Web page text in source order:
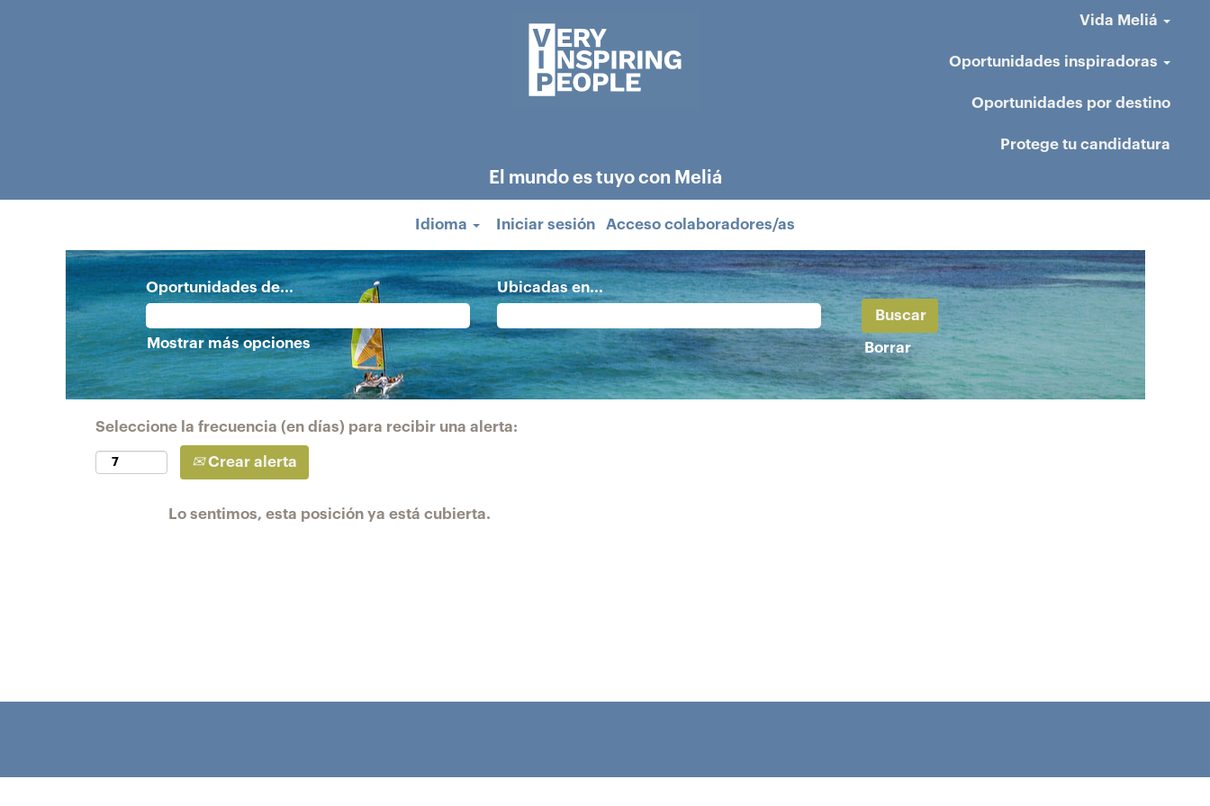
Vida Meliá
Oportunidades inspiradoras
Oportunidades por destino
Protege tu candidatura
El mundo es tuyo con Meliá
Idioma Iniciar sesión Acceso colaboradores/as
Oportunidades de... Ubicadas en...
Mostrar más opciones Borrar
Seleccione la frecuencia (en días) para recibir una alerta:
Crear alerta
Lo sentimos, esta posición ya está cubierta.